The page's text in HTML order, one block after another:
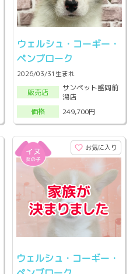
ウェルシュ・コーギー・
ペンブローク
2026/03/31生まれ
販売店
サンペット盛岡前
潟店
価格
249,700円
お気に入り
ウェルシュ・コーギー・